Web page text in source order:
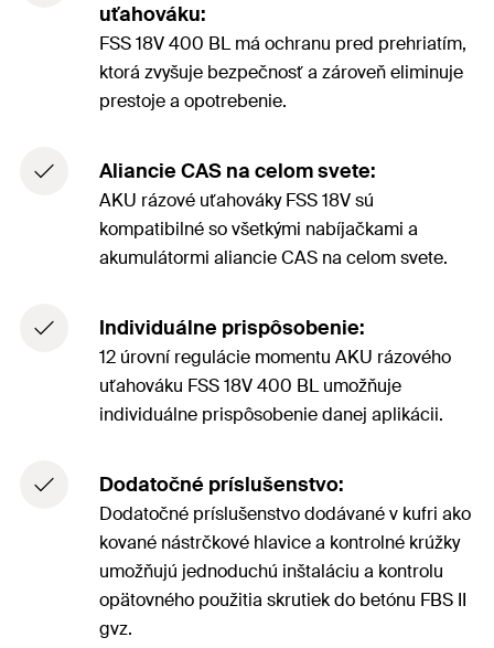
uťahováku:
FSS 18V 400 BL má ochranu pred prehriatím,
ktorá zvyšuje bezpečnosť a zároveň eliminuje
prestoje a opotrebenie.
Aliancie CAS na celom svete:
AKU rázové uťahováky FSS 18V sú
kompatibilné so všetkými nabíjačkami a
akumulátormi aliancie CAS na celom svete.
Individuálne prispôsobenie:
12 úrovní regulácie momentu AKU rázového
uťahováku FSS 18V 400 BL umožňuje
individuálne prispôsobenie danej aplikácii.
Dodatočné príslušenstvo:
Dodatočné príslušenstvo dodávané v kufri ako
kované nástrčkové hlavice a kontrolné krúžky
umožňujú jednoduchú inštaláciu a kontrolu
opätovného použitia skrutiek do betónu FBS II
gvz.